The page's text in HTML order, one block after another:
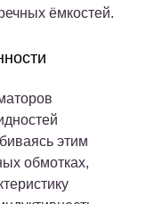
ёмкостей.
этим
обмотках,